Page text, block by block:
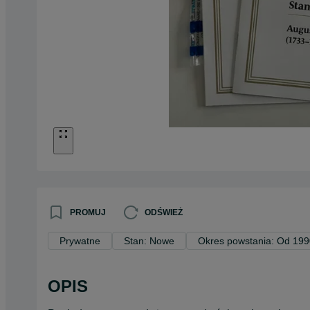
PROMUJ ODŚWIEŻ
Prywatne Stan: Nowe Okres powstania: Od
OPIS